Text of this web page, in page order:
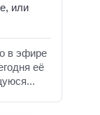
или
в эфире
её